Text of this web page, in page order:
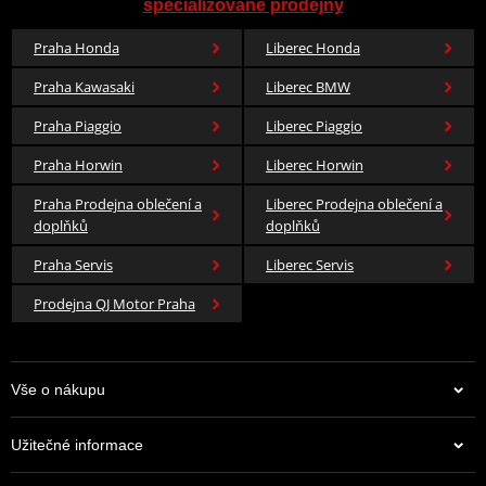
specializované prodejny
Praha Honda
Liberec Honda
Praha Kawasaki
Liberec BMW
Praha Piaggio
Liberec Piaggio
Praha Horwin
Liberec Horwin
Praha Prodejna oblečení a
doplňků
Liberec Prodejna oblečení a
doplňků
Praha Servis
Liberec Servis
Prodejna QJ Motor Praha
Vše o nákupu
Užitečné informace